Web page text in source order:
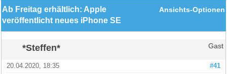
Ansichts-Optionen
Ab Freitag erhältlich: Apple
veröffentlicht neues iPhone SE
*Steffen* Gast
#41
20.04.2020, 18:35